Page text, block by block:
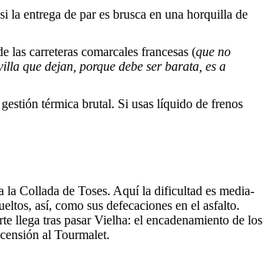
la entrega de par es brusca en una horquilla de
las carreteras comarcales francesas (que no
que dejan, porque debe ser barata, es a
térmica brutal. Si usas líquido de frenos
la Collada de Toses. Aquí la dificultad es media-
así, como sus defecaciones en el asfalto.
llega tras pasar Vielha: el encadenamiento de los
al Tourmalet.